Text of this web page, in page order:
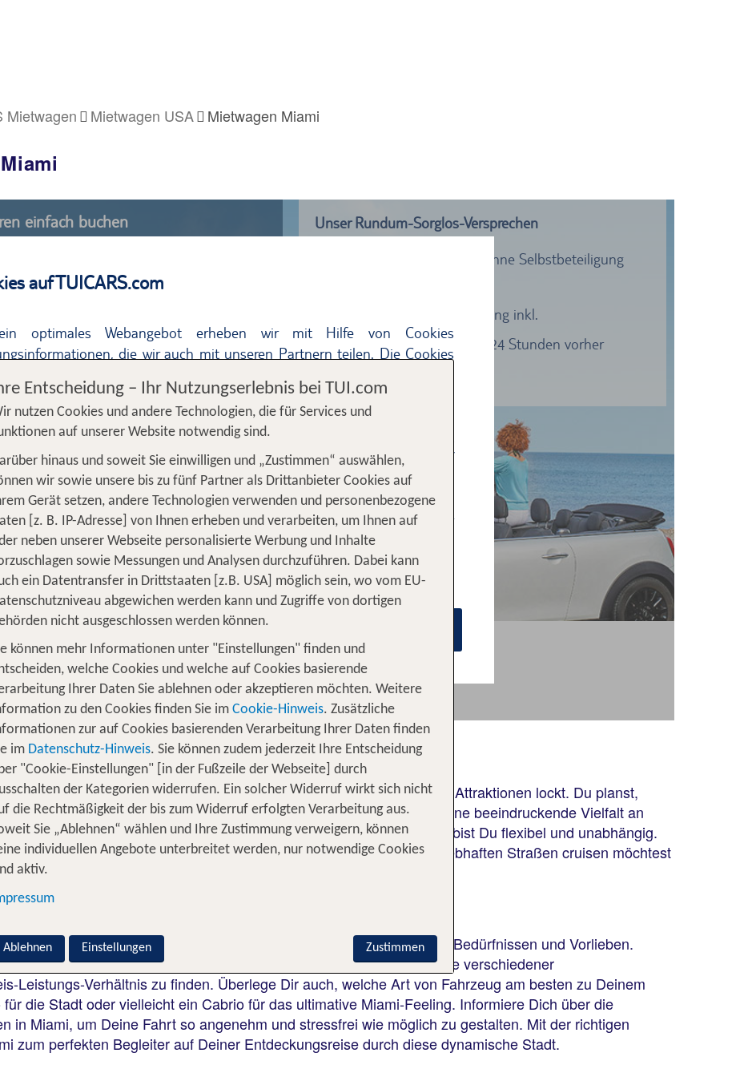
Mietwagen Mietwagen USA Mietwagen Miami
Schlüssel zur Stadt
Metropole Floridas, die mit ihrem einzigartigen Flair und unzähligen Attraktionen lockt. Du planst,
Dann ist ein Mietwagen genau das Richtige für Dich. Miami bietet eine beeindruckende Vielfalt an
bis hin zu lebhaften Stadtvierteln, und mit einem Mietwagen bist Du flexibel und unabhängig.
interessierst, die berühmten Strände erleben oder einfach durch die lebhaften Straßen cruisen möchtest
in Deinem eigenen Tempo zu entdecken.
in Miami
ist einfach und bietet Dir zahlreiche Möglichkeiten, je nach Deinen Bedürfnissen und Vorlieben.
Du einige wichtige Aspekte berücksichtigen. Achte auf Angebote verschiedener
Leistungs-Verhältnis zu finden. Überlege Dir auch, welche Art von Fahrzeug am besten zu Deinem
die Stadt oder vielleicht ein Cabrio für das ultimative Miami-Feeling. Informiere Dich über die
in Miami, um Deine Fahrt so angenehm und stressfrei wie möglich zu gestalten. Mit der richtigen
zum perfekten Begleiter auf Deiner Entdeckungsreise durch diese dynamische Stadt.
Entscheidung – Ihr Nutzungserlebnis bei TUI.com
nutzen Cookies und andere Technologien, die für Services und
auf unserer Website notwendig sind.
hinaus und soweit Sie einwilligen und „Zustimmen“ auswählen,
wir sowie unsere bis zu fünf Partner als Drittanbieter Cookies auf
Gerät setzen, andere Technologien verwenden und personenbezogene
[z. B. IP-Adresse] von Ihnen erheben und verarbeiten, um Ihnen auf
neben unserer Webseite personalisierte Werbung und Inhalte
sowie Messungen und Analysen durchzuführen. Dabei kann
ein Datentransfer in Drittstaaten [z.B. USA] möglich sein, wo vom EU-
abgewichen werden kann und Zugriffe von dortigen
nicht ausgeschlossen werden können.
können mehr Informationen unter "Einstellungen" finden und
welche Cookies und welche auf Cookies basierende
Ihrer Daten Sie ablehnen oder akzeptieren möchten. Weitere
zu den Cookies finden Sie im Cookie-Hinweis. Zusätzliche
zur auf Cookies basierenden Verarbeitung Ihrer Daten finden
im Datenschutz-Hinweis. Sie können zudem jederzeit Ihre Entscheidung
"Cookie-Einstellungen" [in der Fußzeile der Webseite] durch
der Kategorien widerrufen. Ein solcher Widerruf wirkt sich nicht
die Rechtmäßigkeit der bis zum Widerruf erfolgten Verarbeitung aus.
Sie „Ablehnen“ wählen und Ihre Zustimmung verweigern, können
individuellen Angebote unterbreitet werden, nur notwendige Cookies
aktiv.
Zustimmen
Ablehnen Einstellungen